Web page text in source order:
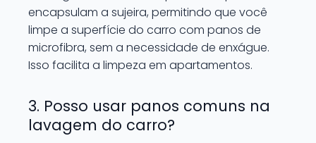
encapsulam a sujeira, permitindo que você
limpe a superfície do carro com panos de
microfibra, sem a necessidade de enxágue.
Isso facilita a limpeza em apartamentos.
3. Posso usar panos comuns na
lavagem do carro?